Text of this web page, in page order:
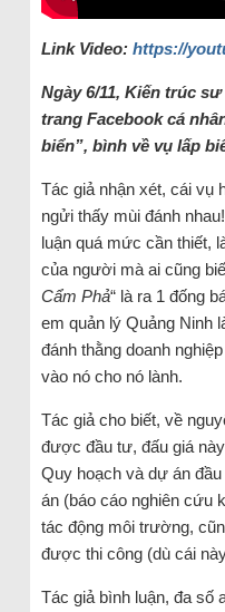
Link Video: https://
Ngày 6/11, Kiến trúc
trang Facebook cá
biển”, bình về vụ lấp
Tác giả nhận xét, cái vụ
ngửi thấy mùi đánh
luận quá mức cần thiết,
của người mà ai cũng
Cẩm Phả“ là ra 1 đống
em quản lý Quảng Ninh
đánh thằng doanh
vào nó cho nó lành.
Tác giả cho biết, về
được đầu tư, đấu giá
Quy hoạch và dự án
án (báo cáo nghiên cứu
tác động môi trường,
được thi công (dù cái
Tác giả bình luận, đa số